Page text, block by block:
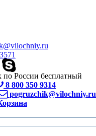
по России бесплатный
8 800 350 9314
pogruzchik@vilochniy.ru